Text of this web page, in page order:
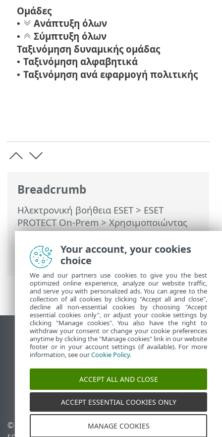
Breadcrumb
Ηλεκτρονική βοήθεια ESET> ESET
PROTECT On-Prem>Χρησιμοποιώντας
το ESET PROTECT On-Prem>ESET
PROTECT On-Prem Κύριο μενού >
Υπολογιστές> Ομάδες
Ομάδες
• Ανάπτυξη όλων
•
Σύμπτυξη όλων
Ταξινόμηση δυναμικής ομάδας
• Ταξινόμηση αλφαβητικά
• Ταξινόμηση ανά εφαρμογή πολιτικής
Προβολή ιστότοπου επιφάνειας εργασίας
End of Life
Γνωσιακή βάση ESET
Ομάδα συζήτησης ESET
ESET Status Portal
Τοπική υποστήριξη
© 1992 - 2026 ESET, spol. s
Διαχείριση cookies
Your account, your cookies
choice
We and our partners use cookies to give you the best
optimized online experience, analyze our website traffic,
and serve you with personalized ads. You can agree to the
collection of all cookies by clicking "Accept all and close",
decline all non-essential cookies by choosing "Accept
essential cookies only", or adjust your cookie settings by
clicking "Manage cookies". You also have the right to
withdraw your consent or change your cookie preferences
anytime by clicking the "Manage cookies" link in our website
footer or in your account settings (if available). For more
information, see ourCookie Policy.
ACCEPT ALL AND CLOSE
ACCEPT ESSENTIAL COOKIES ONLY
MANAGE COOKIES